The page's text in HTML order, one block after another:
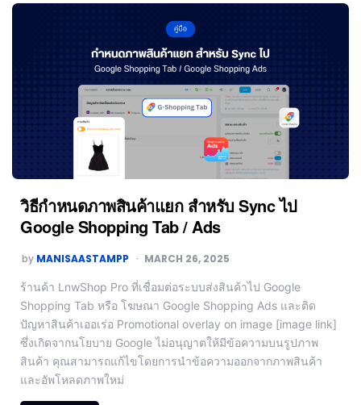
วิธีกำหนดภาพสินค้าแยก สำหรับ Sync ไป
Google Shopping Tab / Ads
by MANISAASTAMPP MARCH 26, 2025
ร้านค้า LnwShop Pro ที่เชื่อมต่อระบบส่งสินค้าไป Google
Shopping Tab หรือ โฆษณา Google Shopping Ads และติด
ปัญหาสินค้าเออเร่อ Promotional overlay on image [image link]
ซึ่งเกิดจากนโยบาย Google ไม่อนุญาตให้มีข้อความบนรูปภาพ
สินค้า คุณสามารถแก้ไขโดยการนำข้อความออกจากภาพสินค้า
และอัพโหลดภาพใหม่